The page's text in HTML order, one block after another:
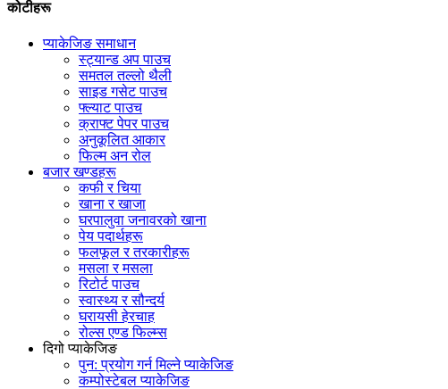
कोटीहरू
प्याकेजिङ समाधान
स्ट्यान्ड अप पाउच
समतल तल्लो थैली
साइड गसेट पाउच
फ्ल्याट पाउच
क्राफ्ट पेपर पाउच
अनुकूलित आकार
फिल्म अन रोल
बजार खण्डहरू
कफी र चिया
खाना र खाजा
घरपालुवा जनावरको खाना
पेय पदार्थहरू
फलफूल र तरकारीहरू
मसला र मसला
रिटोर्ट पाउच
स्वास्थ्य र सौन्दर्य
घरायसी हेरचाह
रोल्स एण्ड फिल्म्स
दिगो प्याकेजिङ
पुन: प्रयोग गर्न मिल्ने प्याकेजिङ
कम्पोस्टेबल प्याकेजिङ